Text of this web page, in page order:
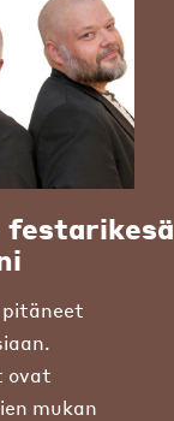
festarikesä
ovat
mukan